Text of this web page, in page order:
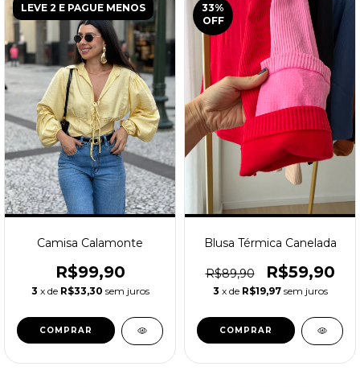
LEVE 2 E PAGUE MENOS
Camisa Calamonte
R$99,90
3 x de R$33,30 sem juros
COMPRAR
33%
OFF
Blusa Térmica Canelada
R$89,90 R$59,90
3 x de R$19,97 sem juros
COMPRAR